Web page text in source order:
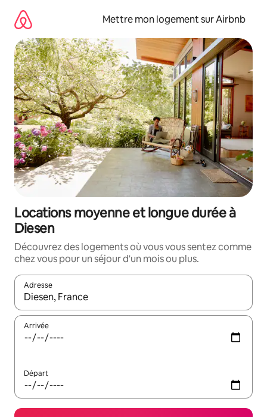
directement
contenu
Mettre mon logement sur Airbnb
Locations moyenne et longue durée à
Diesen
Découvrez des logements où vous vous sentez comme
chez vous pour un séjour d'un mois ou plus.
Adresse
Lorsque les résultats s'affichent, utilisez les flèches vers le
Arrivée
Départ